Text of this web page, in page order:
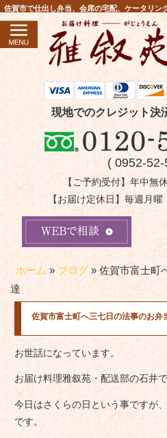
コ
ン
ツ
へ
ス
キ
プ
佐賀市で仕出し弁当、会席の宅配、ケータリン
現地でのクレジット決
( 0952-
【ご予約受付】年中無
【お届け定休日】毎週月曜
ホーム» ブログ» 佐賀市富士町
達
佐賀市富士町へ三七日の法事のお弁
お世話になっています。
お届け料理雅叙苑・配送部の石井で
今日はさくらの日という事ですが
です。